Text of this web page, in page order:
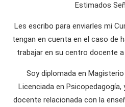
Estimados
Les escribo para enviarles mi
tengan en cuenta en el caso de
trabajar en su centro docente
Soy diplomada en
Licenciada en
docente relacionada con la